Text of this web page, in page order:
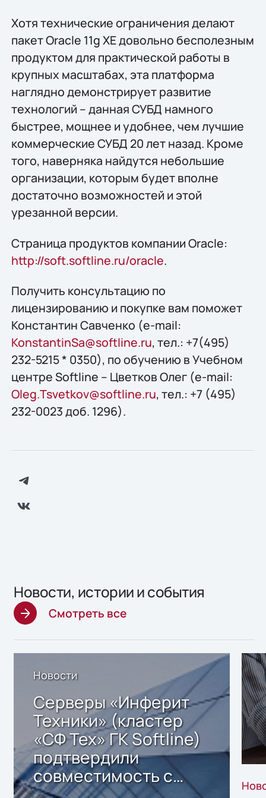
Хотя технические ограничения делают
пакет Oracle 11g XE довольно бесполезным
продуктом для практической работы в
крупных масштабах, эта платформа
наглядно демонстрирует развитие
технологий – данная СУБД намного
быстрее, мощнее и удобнее, чем лучшие
коммерческие СУБД 20 лет назад. Кроме
того, наверняка найдутся небольшие
организации, которым будет вполне
достаточно возможностей и этой
урезанной версии.
Страница продуктов компании Oracle:
http://soft.softline.ru/oracle.
Получить конcультацию по
лицензированию и покупке вам поможет
Константин Савченко (e-mail:
KonstantinSa@softline.ru, тел.: +7(495)
232-5215 * 0350), по обучению в Учебном
центре Softline – Цветков Олег (e-mail:
Oleg.Tsvetkov@softline.ru, тел.: +7 (495)
232-0023 доб. 1296).
Новости, истории и события
Смотреть все
Новости
Серверы «Инферит
Техники» (кластер
«СФ Тех» ГК Softline)
подтвердили
совместимость с